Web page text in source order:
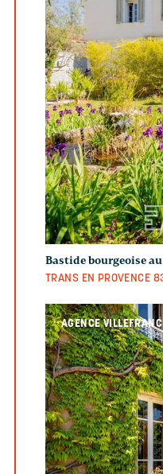
Bastide bourgeoise
TRANS EN PROVENCE
AGENCE